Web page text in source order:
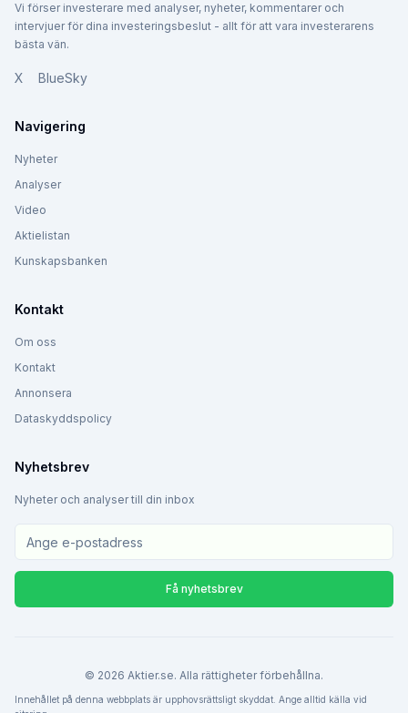
Vi förser investerare med analyser, nyheter, kommentarer och
intervjuer för dina investeringsbeslut - allt för att vara investerarens
bästa vän.
X BlueSky
Navigering
Nyheter
Analyser
Video
Aktielistan
Kunskapsbanken
Kontakt
Om oss
Kontakt
Annonsera
Dataskyddspolicy
Nyhetsbrev
Nyheter och analyser till din inbox
Få nyhetsbrev
© 2026 Aktier.se. Alla rättigheter förbehållna.
Innehållet på denna webbplats är upphovsrättsligt skyddat. Ange alltid källa vid